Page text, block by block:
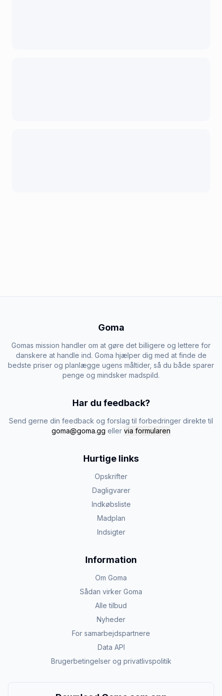
Goma
Gomas mission handler om at gøre det billigere og lettere for
danskere at handle ind. Goma hjælper dig med at finde de
bedste priser og planlægge ugens måltider, så du både sparer
penge og mindsker madspild.
Har du feedback?
Send gerne din feedback og forslag til forbedringer direkte til
goma@goma.gg eller via formularen
Hurtige links
Opskrifter
Dagligvarer
Indkøbsliste
Madplan
Indsigter
Information
Om Goma
Sådan virker Goma
Alle tilbud
Nyheder
For samarbejdspartnere
Data API
Brugerbetingelser og privatlivspolitik